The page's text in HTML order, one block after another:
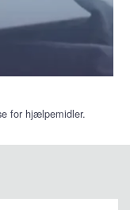
for hjælpemidler.